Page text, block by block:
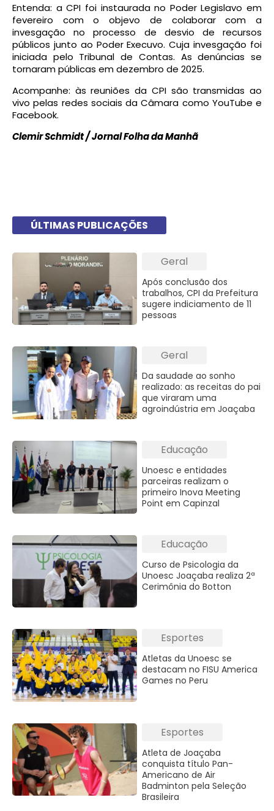
Entenda: a CPI foi instaurada no Poder Legislavo em
fevereiro com o objevo de colaborar com a
invesgação no processo de desvio de recursos
públicos junto ao Poder Execuvo. Cuja invesgação foi
iniciada pelo Tribunal de Contas. As denúncias se
tornaram públicas em dezembro de 2025.
Acompanhe: às reuniões da CPI são transmidas ao
vivo pelas redes sociais da Câmara como YouTube e
Facebook.
Clemir Schmidt / Jornal Folha da Manhã
ÚLTIMAS PUBLICAÇÕES
Geral
Após conclusão dos
trabalhos, CPI da Prefeitura
sugere indiciamento de 11
pessoas
Geral
Da saudade ao sonho
realizado: as receitas do pai
que viraram uma
agroindústria em Joaçaba
Educação
Unoesc e entidades
parceiras realizam o
primeiro Inova Meeting
Point em Capinzal
Educação
Curso de Psicologia da
Unoesc Joaçaba realiza 2ª
Cerimônia do Botton
Esportes
Atletas da Unoesc se
destacam no FISU America
Games no Peru
Esportes
Atleta de Joaçaba
conquista título Pan-
Americano de Air
Badminton pela Seleção
Brasileira